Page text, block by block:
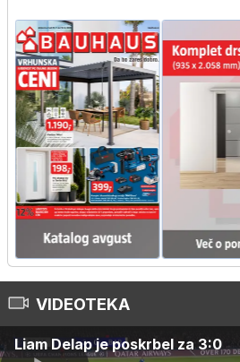
VIDEOTEKA
Liam Delap je poskrbel za 3:0